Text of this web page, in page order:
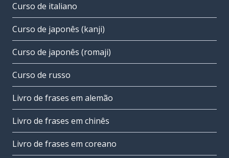
Curso de italiano
Curso de japonês (kanji)
Curso de japonês (romaji)
Curso de russo
Livro de frases em alemão
Livro de frases em chinês
Livro de frases em coreano